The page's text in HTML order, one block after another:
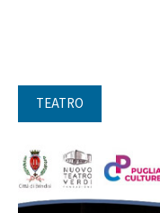
TEATRO